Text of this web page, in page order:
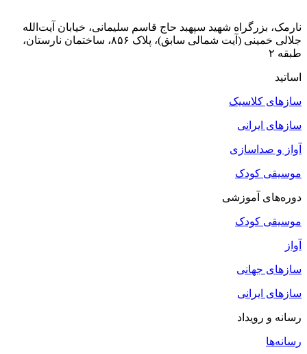
نارمک، بزرگراه شهید سپهبد حاج قاسم سلیمانی، خیابان آیت‌الله
جلالی خمینی (آیت شمالی سابق)، پلاک ۸۵۶، ساختمان نارستان،
طبقه ۲
اساتید
سازهای کلاسیک
سازهای ایرانی
آواز و صداسازی
موسیقی کودک
دوره‌های آموزشی
موسیقی کودک
آواز
سازهای جهانی
سازهای ایرانی
رسانه و رویداد
رسانه‌ها